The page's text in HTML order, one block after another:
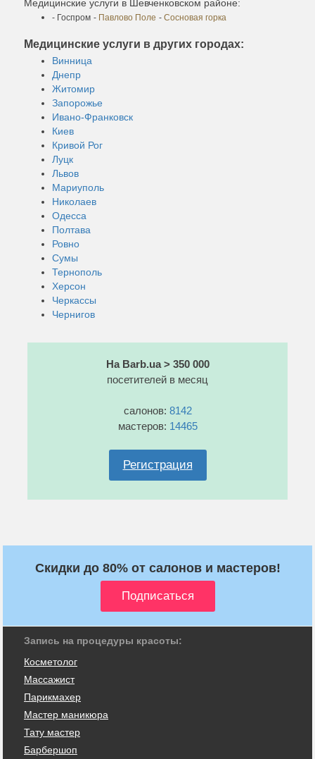
Медицинские услуги в Шевченковском районе:
- Госпром - Павлово Поле - Сосновая горка
Медицинские услуги в других городах:
Винница
Днепр
Житомир
Запорожье
Ивано-Франковск
Киев
Кривой Рог
Луцк
Львов
Мариуполь
Николаев
Одесса
Полтава
Ровно
Сумы
Тернополь
Херсон
Черкассы
Чернигов
На Barb.ua > 350 000
посетителей в месяц
салонов: 8142
мастеров: 14465
Регистрация
Скидки до 80% от салонов и мастеров!
Запись на процедуры красоты:
Косметолог
Массажист
Парикмахер
Мастер маникюра
Тату мастер
Барбершоп